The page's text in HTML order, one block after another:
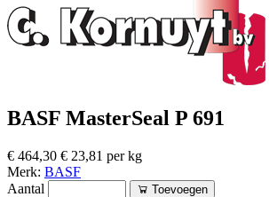
BASF MasterSeal P 691
€ 464,30 € 23,81 per kg
Merk: BASF
Aantal
Toevoegen